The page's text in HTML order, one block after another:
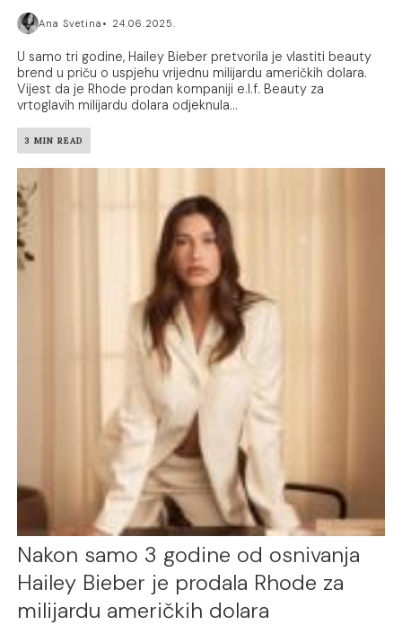
Ana Svetina 24.06.2025.
U samo tri godine, Hailey Bieber pretvorila je vlastiti beauty
brend u priču o uspjehu vrijednu milijardu američkih dolara.
Vijest da je Rhode prodan kompaniji e.l.f. Beauty za
vrtoglavih milijardu dolara odjeknula...
3 MIN READ
Nakon samo 3 godine od osnivanja
Hailey Bieber je prodala Rhode za
milijardu američkih dolara